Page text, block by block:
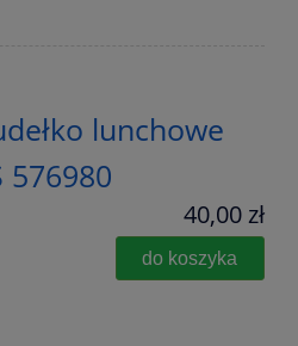
lunchowe
576980
40,00 zł
do koszyka